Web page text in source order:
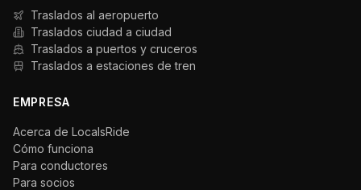
Traslados al aeropuerto
Traslados ciudad a ciudad
Traslados a puertos y cruceros
Traslados a estaciones de tren
EMPRESA
Acerca de LocalsRide
Cómo funciona
Para conductores
Para socios